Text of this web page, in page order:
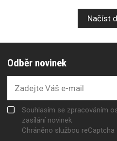
Načíst
Odběr novinek
Souhlasím se zpracováním
zasílání novinek
Chráněno službou reCaptcha